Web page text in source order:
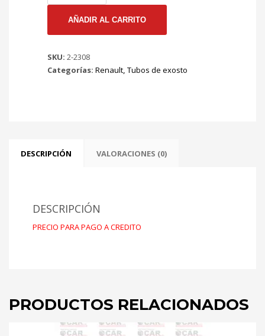
EMP
TUBO
DE
R-
18
AÑADIR AL CARRITO
SKU: 2-2308
Categorías: Renault, Tubos de exosto
DESCRIPCIÓN VALORACIONES (0)
DESCRIPCIÓN
PRECIO PARA PAGO A CREDITO
PRODUCTOS RELACIONADOS